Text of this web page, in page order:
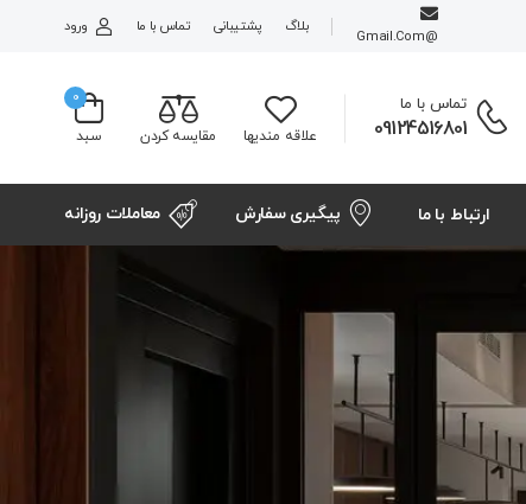
@gmail.com
بلاگ پشتیبانی تماس با ما ورود
تماس با ما
09124516801 علاقه مندیها مقایسه کردن
0
سبد
ارتباط با ما پیگیری سفارش معاملات روزانه